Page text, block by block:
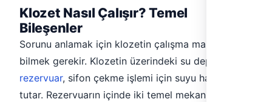
Klozet Nasıl Çalışır? Temel
Bileşenler
Sorunu anlamak için klozetin çalışma mantığını
bilmek gerekir. Klozetin üzerindeki su deposu, yani
rezervuar, sifon çekme işlemi için suyu hazırda
tutar. Rezervuarın içinde iki temel mekanizma